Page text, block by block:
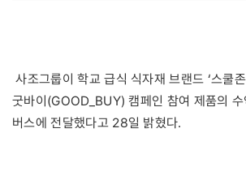
사조그룹이 학교 급식 식자재 브랜드 ‘스쿨
굿바이(GOOD_BUY) 캠페인 참여 제품의 수
버스에 전달했다고 28일 밝혔다.